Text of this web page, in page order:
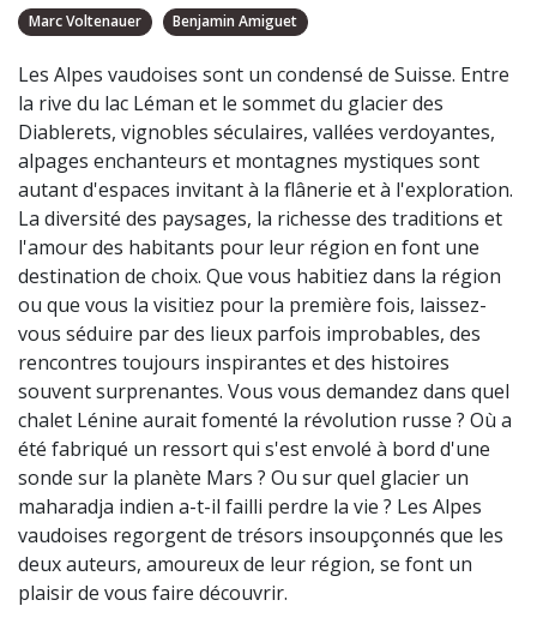
Marc Voltenauer Benjamin Amiguet
Les Alpes vaudoises sont un condensé de Suisse. Entre
la rive du lac Léman et le sommet du glacier des
Diablerets, vignobles séculaires, vallées verdoyantes,
alpages enchanteurs et montagnes mystiques sont
autant d'espaces invitant à la flânerie et à l'exploration.
La diversité des paysages, la richesse des traditions et
l'amour des habitants pour leur région en font une
destination de choix. Que vous habitiez dans la région
ou que vous la visitiez pour la première fois, laissez-
vous séduire par des lieux parfois improbables, des
rencontres toujours inspirantes et des histoires
souvent surprenantes. Vous vous demandez dans quel
chalet Lénine aurait fomenté la révolution russe ? Où a
été fabriqué un ressort qui s'est envolé à bord d'une
sonde sur la planète Mars ? Ou sur quel glacier un
maharadja indien a-t-il failli perdre la vie ? Les Alpes
vaudoises regorgent de trésors insoupçonnés que les
deux auteurs, amoureux de leur région, se font un
plaisir de vous faire découvrir.